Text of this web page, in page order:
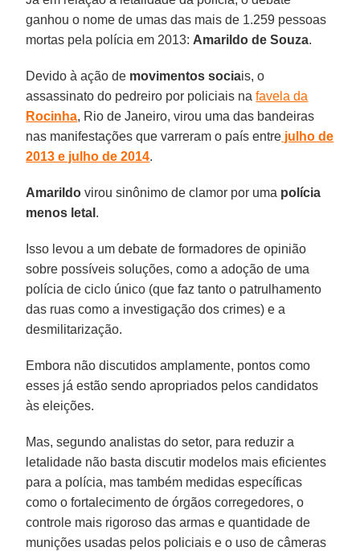
ganhou o nome de umas das mais de 1.259 pessoas
mortas pela polícia em 2013: Amarildo de Souza.
Devido à ação de movimentos sociais, o
assassinato do pedreiro por policiais na favela da
Rocinha, Rio de Janeiro, virou uma das bandeiras
nas manifestações que varreram o país entre julho de
2013 e julho de 2014.
Amarildo virou sinônimo de clamor por uma polícia
menos letal .
Isso levou a um debate de formadores de opinião
sobre possíveis soluções, como a adoção de uma
polícia de ciclo único (que faz tanto o patrulhamento
das ruas como a investigação dos crimes) e a
desmilitarização.
Embora não discutidos amplamente, pontos como
esses já estão sendo apropriados pelos candidatos
às eleições.
Mas, segundo analistas do setor, para reduzir a
letalidade não basta discutir modelos mais eficientes
para a polícia, mas também medidas específicas
como o fortalecimento de órgãos corregedores, o
controle mais rigoroso das armas e quantidade de
munições usadas pelos policiais e o uso de câmeras